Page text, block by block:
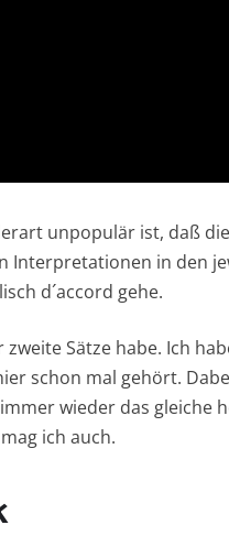
unpopulär ist, daß
Interpretationen in den
d´accord gehe.
Sätze habe. Ich
schon mal gehört.
wieder das gleiche
ich auch.